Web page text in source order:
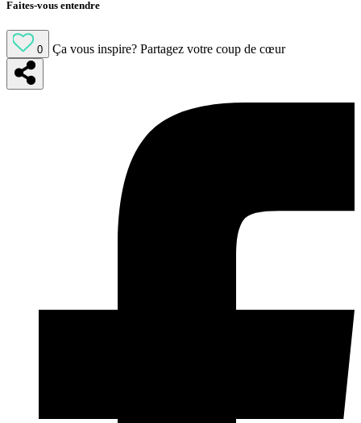
Faites-vous entendre
0 Ça vous inspire? Partagez votre coup de cœur